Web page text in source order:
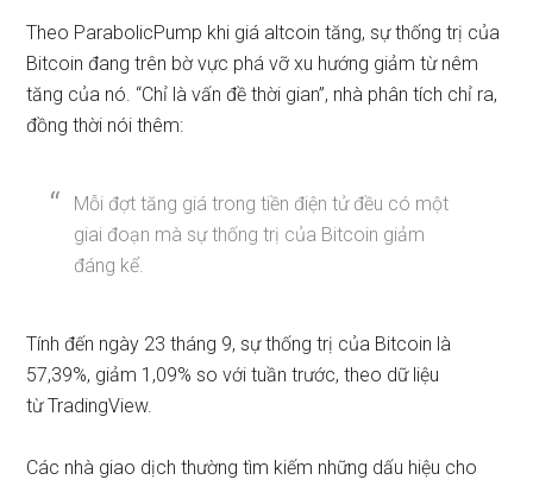
Theo ParabolicPump khi giá altcoin tăng, sự thống trị của
Bitcoin đang trên bờ vực phá vỡ xu hướng giảm từ nêm
tăng của nó. “Chỉ là vấn đề thời gian”, nhà phân tích chỉ ra,
đồng thời nói thêm:
Mỗi đợt tăng giá trong tiền điện tử đều có một
giai đoạn mà sự thống trị của Bitcoin giảm
đáng kể.
Tính đến ngày 23 tháng 9, sự thống trị của Bitcoin là
57,39%, giảm 1,09% so với tuần trước, theo dữ liệu
từTradingView.
Các nhà giao dịch thường tìm kiếm những dấu hiệu cho